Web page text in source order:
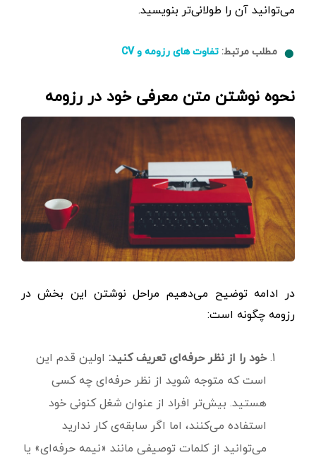
می‌توانید آن را طولانی‌تر بنویسید.
مطلب مرتبط: تفاوت های رزومه و CV
نحوه نوشتن متن معرفی خود در رزومه
در ادامه توضیح می‌دهیم مراحل نوشتن این بخش در
رزومه چگونه است:
خود را از نظر حرفه‌ای تعریف کنید: اولین قدم این
است که متوجه شوید از نظر حرفه‌ای چه کسی
هستید. بیش‌تر افراد از عنوان شغل کنونی خود
استفاده می‌کنند، اما اگر سابقه‌ی کار ندارید
می‌توانید از کلمات توصیفی مانند «نیمه‌ حرفه‌ای» یا